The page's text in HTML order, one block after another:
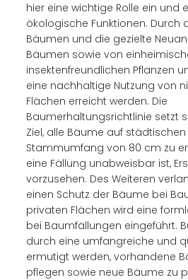
hier eine wichtige Rolle ein und
ökologische Funktionen. Durch
Bäumen und die gezielte
Bäumen sowie von
insektenfreundlichen Pflanzen
eine nachhaltige Nutzung von
Flächen erreicht werden. Die
Baumerhaltungsrichtlinie setzt
Ziel, alle Bäume auf
Stammumfang von 80 cm zu
eine Fällung unabweisbar ist,
vorzusehen. Des Weiteren
einen Schutz der Bäume bei
privaten Flächen wird eine
bei Baumfällungen eingeführt.
durch eine umfangreiche und
ermutigt werden, vorhandene
pflegen sowie neue Bäume zu